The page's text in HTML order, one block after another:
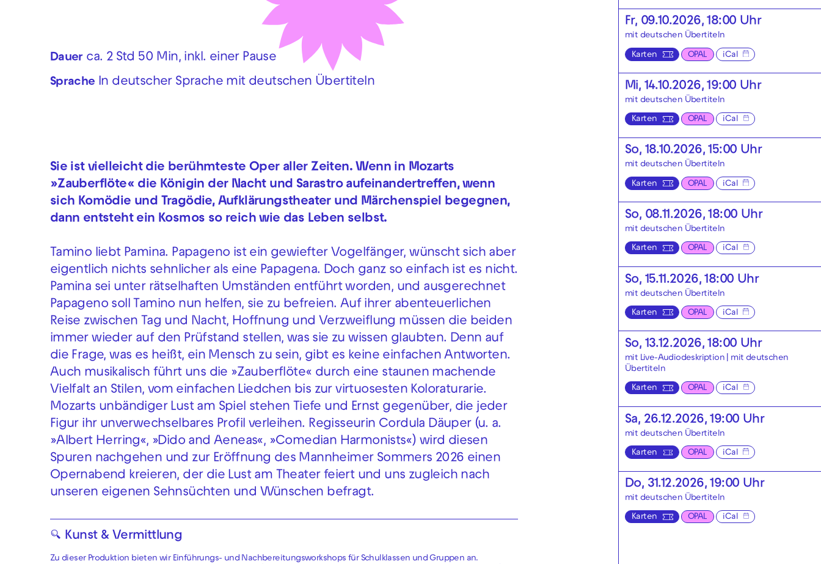
Dauer ca. 2 Std 50 Min, inkl. einer Pause
Sprache In deutscher Sprache mit deutschen Übertiteln
Sie ist vielleicht die berühmteste Oper aller Zeiten. Wenn in Mozarts
»Zauberflöte« die Königin der Nacht und Sarastro aufeinandertreffen, wenn
sich Komödie und Tragödie, Aufklärungstheater und Märchenspiel begegnen,
dann entsteht ein Kosmos so reich wie das Leben selbst.
Tamino liebt Pamina. Papageno ist ein gewiefter Vogelfänger, wünscht sich aber
eigentlich nichts sehnlicher als eine Papagena. Doch ganz so einfach ist es nicht.
Pamina sei unter rätselhaften Umständen entführt worden, und ausgerechnet
Papageno soll Tamino nun helfen, sie zu befreien. Auf ihrer abenteuerlichen
Reise zwischen Tag und Nacht, Hoffnung und Verzweiflung müssen die beiden
immer wieder auf den Prüfstand stellen, was sie zu wissen glaubten. Denn auf
die Frage, was es heißt, ein Mensch zu sein, gibt es keine einfachen Antworten.
Auch musikalisch führt uns die »Zauberflöte« durch eine staunen machende
Vielfalt an Stilen, vom einfachen Liedchen bis zur virtuosesten Koloraturarie.
Mozarts unbändiger Lust am Spiel stehen Tiefe und Ernst gegenüber, die jeder
Figur ihr unverwechselbares Profil verleihen. Regisseurin Cordula Däuper (u. a.
»Albert Herring«, »Dido and Aeneas«, »Comedian Harmonists«) wird diesen
Spuren nachgehen und zur Eröffnung des Mannheimer Sommers 2026 einen
Opernabend kreieren, der die Lust am Theater feiert und uns zugleich nach
unseren eigenen Sehnsüchten und Wünschen befragt.
🔍 Kunst & Vermittlung
Zu dieser Produktion bieten wir Einführungs- und Nachbereitungsworkshops für Schulklassen und Gruppen an.
Fr, 09.10.2026, 18:00 Uhr
mit deutschen Übertiteln
Karten OPAL iCal
Mi, 14.10.2026, 19:00 Uhr
mit deutschen Übertiteln
Karten OPAL iCal
So, 18.10.2026, 15:00 Uhr
mit deutschen Übertiteln
Karten OPAL iCal
So, 08.11.2026, 18:00 Uhr
mit deutschen Übertiteln
Karten OPAL iCal
So, 15.11.2026, 18:00 Uhr
mit deutschen Übertiteln
Karten OPAL iCal
So, 13.12.2026, 18:00 Uhr
mit Live-Audiodeskription
mit deutschen
Übertiteln
Karten OPAL iCal
Sa, 26.12.2026, 19:00 Uhr
mit deutschen Übertiteln
Karten OPAL iCal
Do, 31.12.2026, 19:00 Uhr
mit deutschen Übertiteln
Karten OPAL iCal